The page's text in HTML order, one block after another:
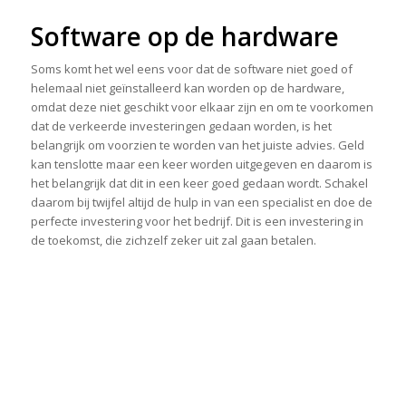
Software op de hardware
Soms komt het wel eens voor dat de software niet goed of
helemaal niet geïnstalleerd kan worden op de hardware,
omdat deze niet geschikt voor elkaar zijn en om te voorkomen
dat de verkeerde investeringen gedaan worden, is het
belangrijk om voorzien te worden van het juiste advies. Geld
kan tenslotte maar een keer worden uitgegeven en daarom is
het belangrijk dat dit in een keer goed gedaan wordt. Schakel
daarom bij twijfel altijd de hulp in van een specialist en doe de
perfecte investering voor het bedrijf. Dit is een investering in
de toekomst, die zichzelf zeker uit zal gaan betalen.